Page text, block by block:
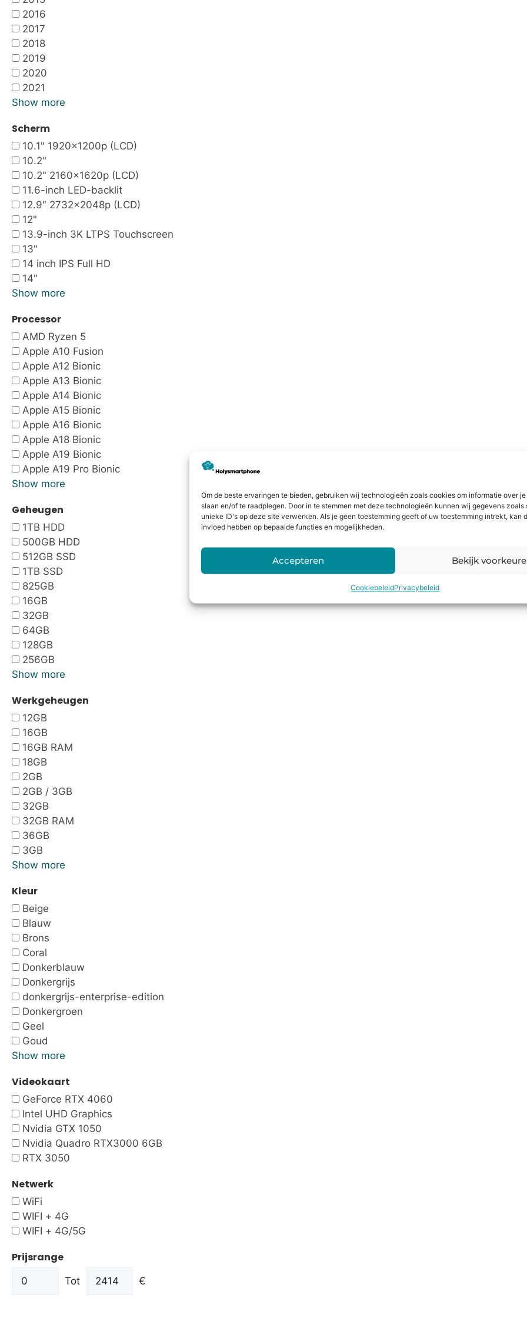
Om de beste ervaringen te bieden, gebruiken wij technologieën zoals cookies om informatie over
slaan en/of te raadplegen. Door in te stemmen met deze technologieën kunnen wij gegevens zoals
unieke ID's op deze site verwerken. Als je geen toestemming geeft of uw toestemming intrekt, kan
invloed hebben op bepaalde functies en mogelijkheden.
Accepteren Bekijk
CookiebeleidPrivacybeleid
2016
2017
2018
2019
2020
2021
Show more
Scherm
10.1" 1920x1200p (LCD)
10.2"
10.2" 2160x1620p (LCD)
11.6-inch LED-backlit
12.9″ 2732×2048p (LCD)
12"
13.9-inch 3K LTPS Touchscreen
13"
14 inch IPS Full HD
14"
Show more
Processor
AMD Ryzen 5
Apple A10 Fusion
Apple A12 Bionic
Apple A13 Bionic
Apple A14 Bionic
Apple A15 Bionic
Apple A16 Bionic
Apple A18 Bionic
Apple A19 Bionic
Apple A19 Pro Bionic
Show more
Geheugen
1TB HDD
500GB HDD
512GB SSD
1TB SSD
825GB
16GB
32GB
64GB
128GB
256GB
Show more
Werkgeheugen
12GB
16GB
16GB RAM
18GB
2GB
2GB / 3GB
32GB
32GB RAM
36GB
3GB
Show more
Kleur
Beige
Blauw
Brons
Coral
Donkerblauw
Donkergrijs
donkergrijs-enterprise-edition
Donkergroen
Geel
Goud
Show more
Videokaart
GeForce RTX 4060
Intel UHD Graphics
Nvidia GTX 1050
Nvidia Quadro RTX3000 6GB
RTX 3050
Netwerk
WiFi
WIFI + 4G
WIFI + 4G/5G
Prijsrange
Tot €